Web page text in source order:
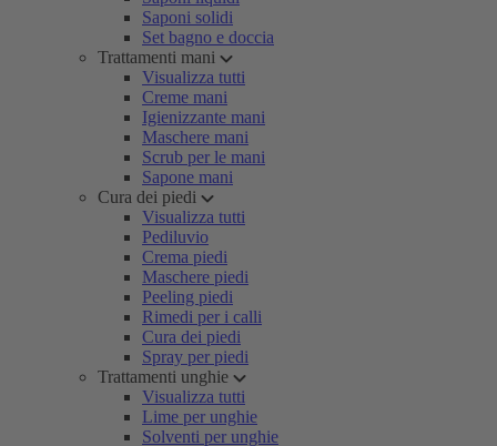
Saponi solidi
Set bagno e doccia
Trattamenti mani
Visualizza tutti
Creme mani
Igienizzante mani
Maschere mani
Scrub per le mani
Sapone mani
Cura dei piedi
Visualizza tutti
Pediluvio
Crema piedi
Maschere piedi
Peeling piedi
Rimedi per i calli
Cura dei piedi
Spray per piedi
Trattamenti unghie
Visualizza tutti
Lime per unghie
Solventi per unghie